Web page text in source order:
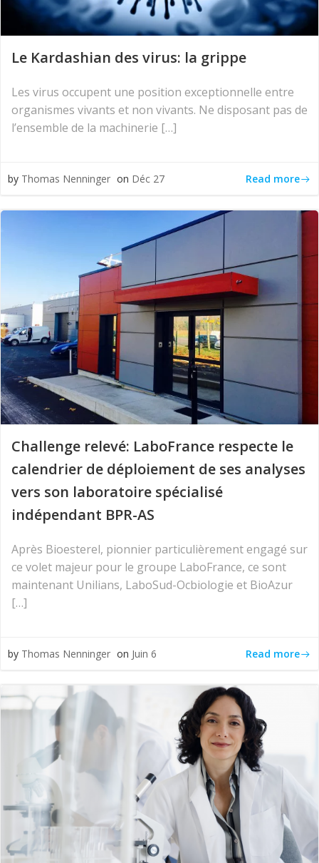
Le Kardashian des virus: la grippe
Les virus occupent une position exceptionnelle entre
organismes vivants et non vivants. Ne disposant pas de
l’ensemble de la machinerie […]
by Thomas Nenninger on Déc 27 Read more
Challenge relevé: LaboFrance respecte le
calendrier de déploiement de ses analyses
vers son laboratoire spécialisé
indépendant BPR-AS
Après Bioesterel, pionnier particulièrement engagé sur
ce volet majeur pour le groupe LaboFrance, ce sont
maintenant Unilians, LaboSud-Ocbiologie et BioAzur
[…]
by Thomas Nenninger on Juin 6 Read more